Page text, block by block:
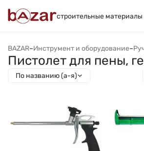
строительные материалы
BAZAR–Инструмент и оборудование–
Пистолет для пены,
По названию (а-я)